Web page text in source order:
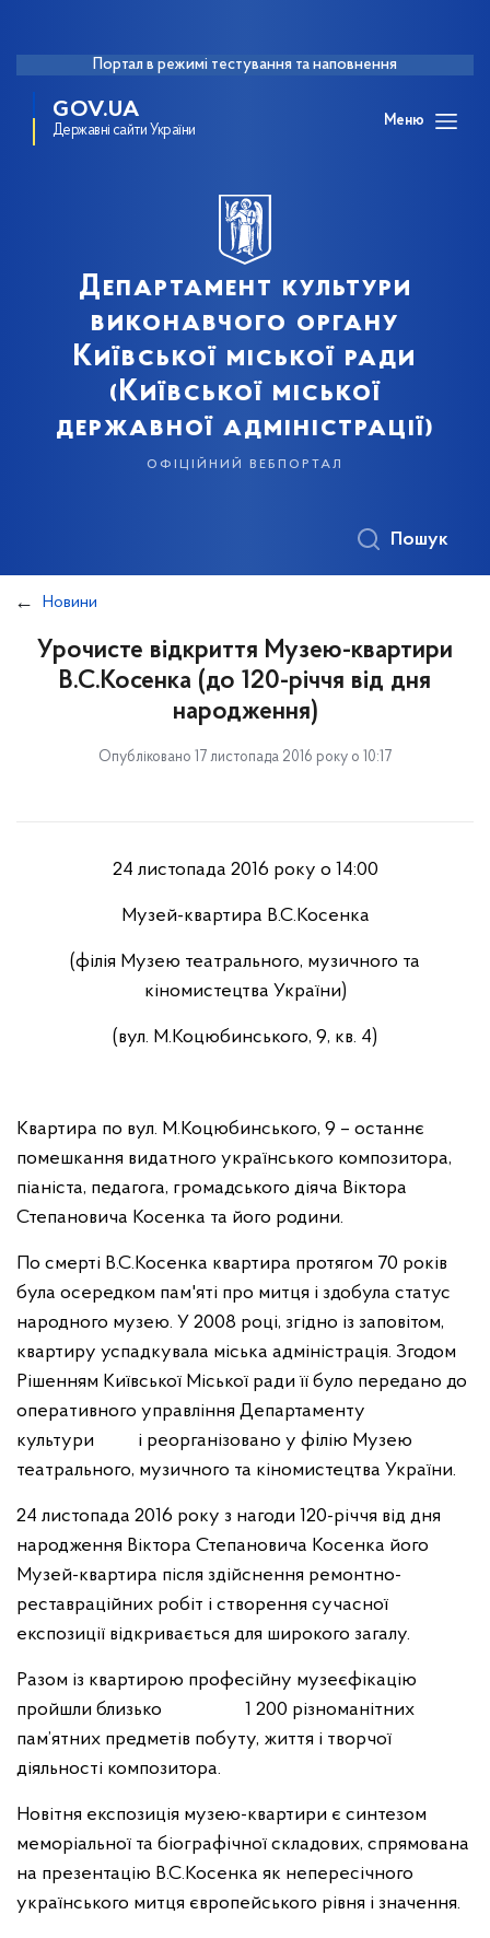
Портал в режимі тестування та наповнення
GOV.UA
Державні сайти України
Меню
Департамент культури
виконавчого органу
Київської міської ради
(Київської міської
державної адміністрації)
офіційний вебпортал
Пошук
Новини
Урочисте відкриття Музею-квартири
В.С.Косенка (до 120-річчя від дня
народження)
Опубліковано 17 листопада 2016 року о 10:17
24 листопада 2016 року о 14:00
Музей-квартира В.С.Косенка
(філія Музею театрального, музичного та
кіномистецтва України)
(вул. М.Коцюбинського, 9, кв. 4)
Квартира по вул. М.Коцюбинського, 9 – останнє
помешкання видатного українського композитора,
піаніста, педагога, громадського діяча Віктора
Степановича Косенка та його родини.
По смерті В.С.Косенка квартира протягом 70 років
була осередком пам'яті про митця і здобула статус
народного музею. У 2008 році, згідно із заповітом,
квартиру успадкувала міська адміністрація. Згодом
Рішенням Київської Міської ради її було передано до
оперативного управління Департаменту
культури і реорганізовано у філію Музею
театрального, музичного та кіномистецтва України.
24 листопада 2016 року з нагоди 120-річчя від дня
народження Віктора Степановича Косенка його
Музей-квартира після здійснення ремонтно-
реставраційних робіт і створення сучасної
експозиції відкривається для широкого загалу.
Разом із квартирою професійну музеєфікацію
пройшли близько 1 200 різноманітних
пам’ятних предметів побуту, життя і творчої
діяльності композитора.
Новітня експозиція музею-квартири є синтезом
меморіальної та біографічної складових, спрямована
на презентацію В.С.Косенка як непересічного
українського митця європейського рівня і значення.